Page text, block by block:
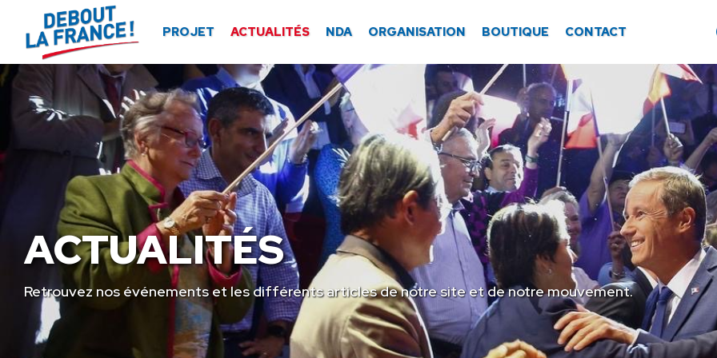
PROJET ACTUALITÉS NDA ORGANISATION BOUTIQUE CONTACT
ACTUALITÉS
Retrouvez nos événements et les différents articles de notre site et de notre mouvement.
Panneau de gestion des cookies